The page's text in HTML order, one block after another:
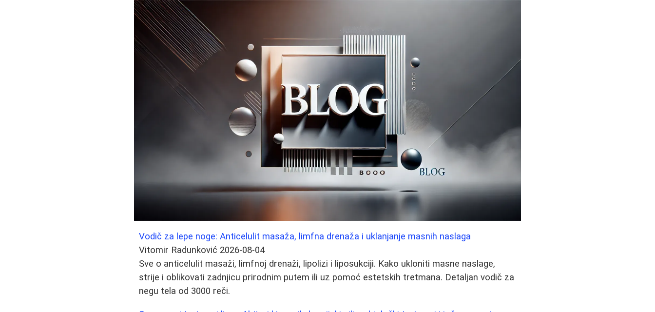
Vodič za lepe noge: Anticelulit masaža, limfna drenaža i uklanjanje masnih naslaga
Vitomir Radunković 2026-08-04
Sve o anticelulit masaži, limfnoj drenaži, lipolizi i liposukciji. Kako ukloniti masne naslage,
strije i oblikovati zadnjicu prirodnim putem ili uz pomoć estetskih tretmana. Detaljan vodič za
negu tela od 3000 reči.